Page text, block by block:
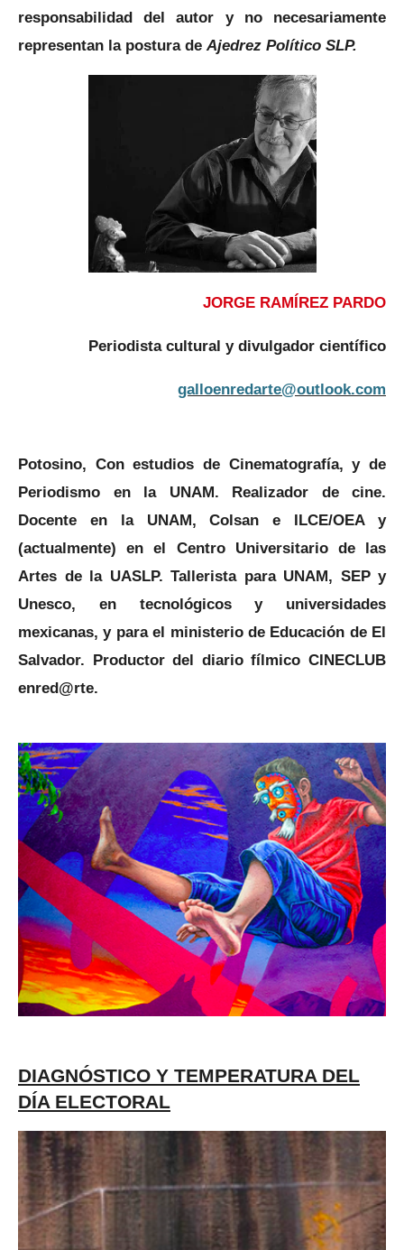
responsabilidad del autor y no necesariamente
representan la postura de Ajedrez Político SLP.
JORGE RAMÍREZ PARDO
Periodista cultural y divulgador científico
galloenredarte@outlook.com
Potosino, Con estudios de Cinematografía, y de
Periodismo en la UNAM. Realizador de cine.
Docente en la UNAM, Colsan e ILCE/OEA y
(actualmente) en el Centro Universitario de las
Artes de la UASLP. Tallerista para UNAM, SEP y
Unesco, en tecnológicos y universidades
mexicanas, y para el ministerio de Educación de El
Salvador. Productor del diario fílmico CINECLUB
enred@rte.
DIAGNÓSTICO Y TEMPERATURA DEL
DÍA ELECTORAL